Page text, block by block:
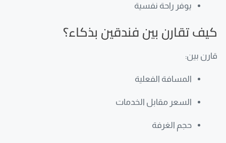
يوفر راحة نفسية
كيف تقارن بين فندقين بذكاء؟
قارن بين:
المسافة الفعلية
السعر مقابل الخدمات
حجم الغرفة